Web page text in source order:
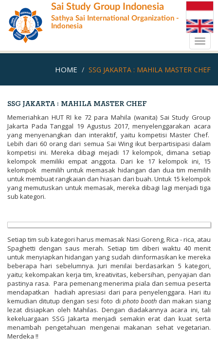
main
content
Sai Study Group Indonesia
Sathya Sai International Organization -
Indonesia
HOME SSG JAKARTA : MAHILA MASTER CHEF
SSG JAKARTA : MAHILA MASTER CHEF
Memeriahkan HUT RI ke 72 para Mahila (wanita) Sai Study Group
Jakarta Pada Tanggal 19 Agustus 2017, menyelenggarakan acara
yang menyenangkan dan interaktif, yaitu kompetisi Master Chef.
Lebih dari 60 orang dari semua Sai Wing ikut berpartisipasi dalam
kompetisi ini. Mereka dibagi mejadi 17 kelompok, dimana setiap
kelompok memiliki empat anggota. Dari ke 17 kelompok ini, 15
kelompok memilih untuk memasak hidangan dan dua tim memilih
untuk membuat rangkaian dan hiasan dari buah. Untuk 15 kelompok
yang memutuskan untuk memasak, mereka dibagi lagi menjadi tiga
sub kategori.
Setiap tim sub kategori harus memasak Nasi Goreng, Rica - rica, atau
Spaghetti dengan saus merah. Setiap tim diberi waktu 40 menit
untuk menyiapkan hidangan yang sudah diinformasikan ke mereka
beberapa hari sebelumnya. Juri menilai berdasarkan 5 kategori,
yaitu; kekompakan kerja tim, kreativitas, kebersihan, penyajian dan
pastinya rasa. Para pemenang menerima piala dan semua peserta
mendapatkan hadiah apresiasi dari para penyelenggara. Hari itu
kemudian ditutup dengan sesi foto di photo boothdan makan siang
lezat disiapkan oleh Mahilas. Dengan diadakannya acara ini, tali
kekeluargaan SSG Jakarta menjadi semakin erat dan kuat serta
menambah pengetahuan mengenai makanan sehat vegetarian.
Merdeka !!